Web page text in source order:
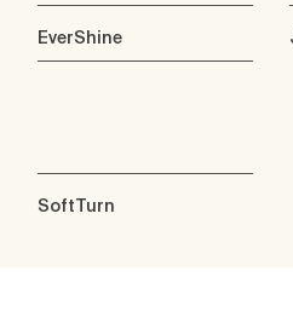
EverShine
SoftTurn